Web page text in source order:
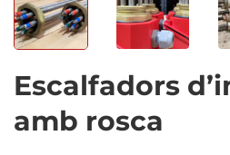
Escalfadors
amb rosca